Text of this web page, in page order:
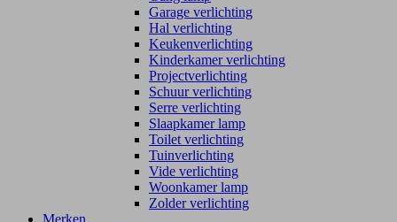
Garage verlichting
Hal verlichting
Keukenverlichting
Kinderkamer verlichting
Projectverlichting
Schuur verlichting
Serre verlichting
Slaapkamer lamp
Toilet verlichting
Tuinverlichting
Vide verlichting
Woonkamer lamp
Zolder verlichting